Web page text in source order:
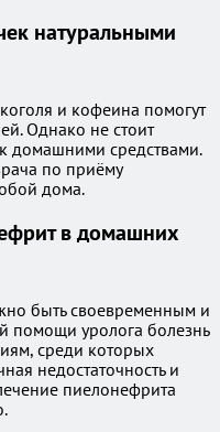
натуральными
и кофеина помогут
Однако не стоит
домашними средствами.
по приёму
дома.
в домашних
быть своевременным и
помощи уролога болезнь
среди которых
недостаточность и
пиелонефрита